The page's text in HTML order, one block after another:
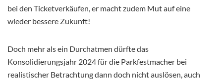
bei den Ticketverkäufen, er macht zudem Mut auf eine
wieder bessere Zukunft!
Doch mehr als ein Durchatmen dürfte das
Konsolidierungsjahr 2024 für die Parkfestmacher bei
realistischer Betrachtung dann doch nicht auslösen, auch